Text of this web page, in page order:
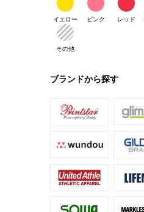
イエロー ピンク レッド
その他
ブランドから探す